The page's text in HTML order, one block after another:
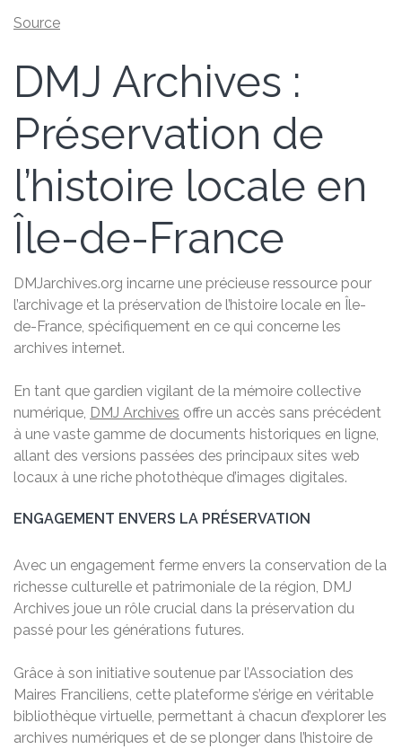
Source
DMJ Archives :
Préservation de
l’histoire locale en
Île-de-France
DMJarchives.org incarne une précieuse ressource pour
l’archivage et la préservation de l’histoire locale en Île-
de-France, spécifiquement en ce qui concerne les
archives internet.
En tant que gardien vigilant de la mémoire collective
numérique, DMJ Archives offre un accès sans précédent
à une vaste gamme de documents historiques en ligne,
allant des versions passées des principaux sites web
locaux à une riche photothèque d’images digitales.
ENGAGEMENT ENVERS LA PRÉSERVATION
Avec un engagement ferme envers la conservation de la
richesse culturelle et patrimoniale de la région, DMJ
Archives joue un rôle crucial dans la préservation du
passé pour les générations futures.
Grâce à son initiative soutenue par l’Association des
Maires Franciliens, cette plateforme s’érige en véritable
bibliothèque virtuelle, permettant à chacun d’explorer les
archives numériques et de se plonger dans l’histoire de